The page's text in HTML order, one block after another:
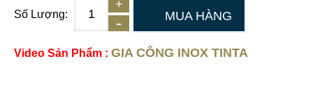
Số Lượng: MUA HÀNG
Video Sản Phẩm : GIA CÔNG INOX TINTA